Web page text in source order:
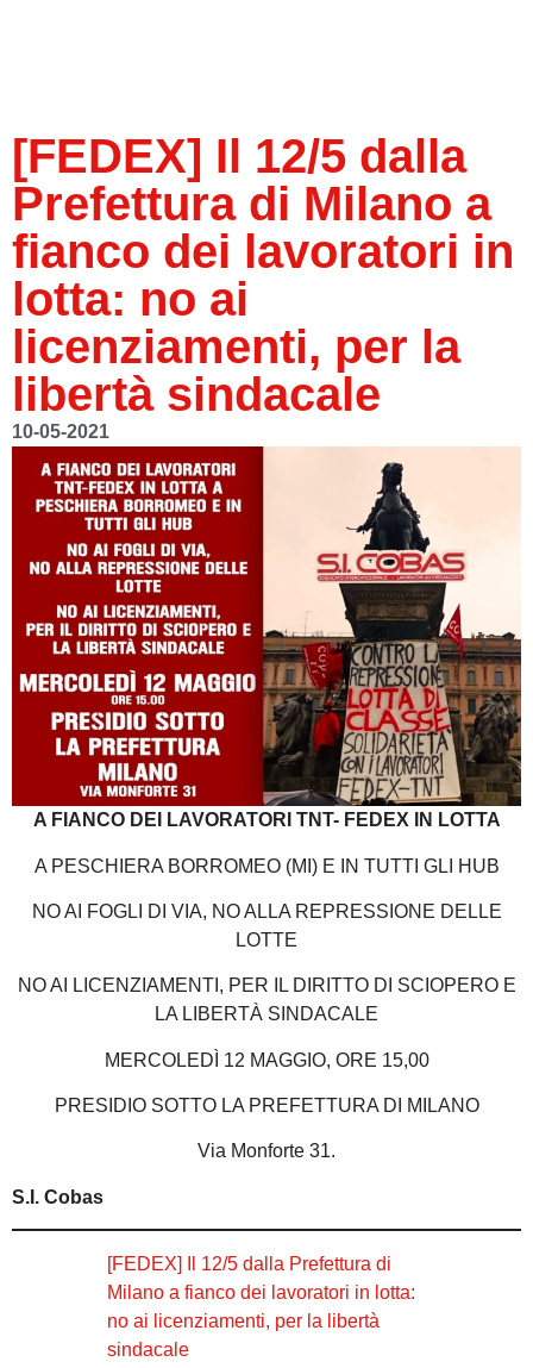
[FEDEX] Il 12/5 dalla
Prefettura di Milano a
fianco dei lavoratori in
lotta: no ai
licenziamenti, per la
libertà sindacale
10-05-2021
A FIANCO DEI LAVORATORI TNT- FEDEX IN LOTTA
A PESCHIERA BORROMEO (MI) E IN TUTTI GLI HUB
NO AI FOGLI DI VIA, NO ALLA REPRESSIONE DELLE
LOTTE
NO AI LICENZIAMENTI, PER IL DIRITTO DI SCIOPERO E
LA LIBERTÀ SINDACALE
MERCOLEDÌ 12 MAGGIO, ORE 15,00
PRESIDIO SOTTO LA PREFETTURA DI MILANO
Via Monforte 31.
S.I. Cobas
[FEDEX] Il 12/5 dalla Prefettura di
Milano a fianco dei lavoratori in lotta:
no ai licenziamenti, per la libertà
sindacale